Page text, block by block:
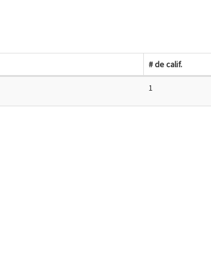
# de calif.
1